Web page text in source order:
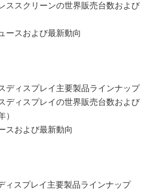
ススクリーンの世界販売台数および
ースおよび最新動向
ディスプレイ主要製品ラインナップ
ディスプレイの世界販売台数および
スおよび最新動向
ィスプレイ主要製品ラインナップ